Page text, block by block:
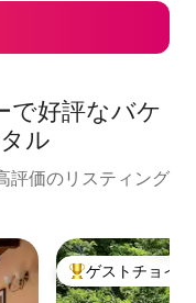
で好評なバケ
ル
評価のリスティング
大好評のゲスト
ゲストチョイス